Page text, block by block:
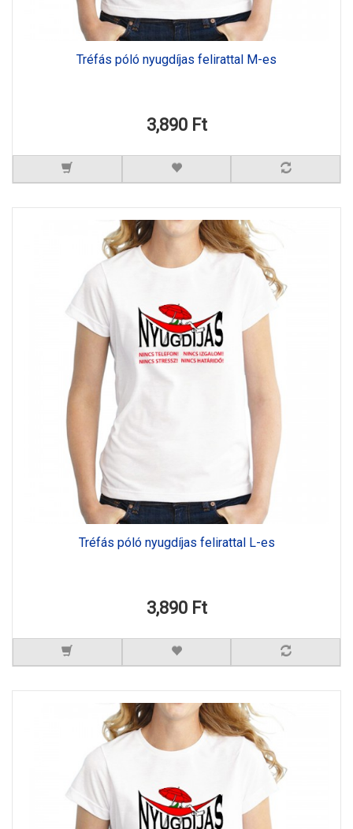
Tréfás póló nyugdíjas felirattal M-es
3,890 Ft
Tréfás póló nyugdíjas felirattal L-es
3,890 Ft